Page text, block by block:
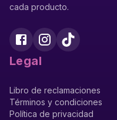
cada producto.
Legal
Libro de reclamaciones
Términos y condiciones
Política de privacidad